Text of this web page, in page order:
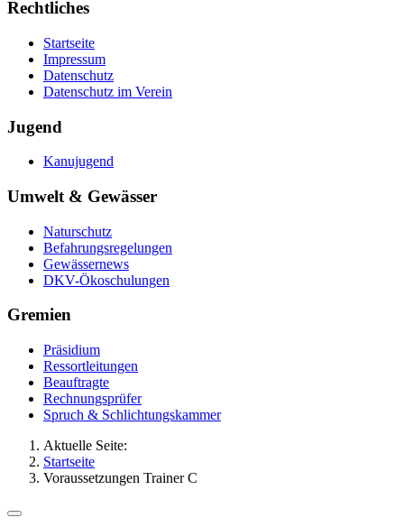
Rechtliches
Startseite
Impressum
Datenschutz
Datenschutz im Verein
Jugend
Kanujugend
Umwelt & Gewässer
Naturschutz
Befahrungsregelungen
Gewässernews
DKV-Ökoschulungen
Gremien
Präsidium
Ressortleitungen
Beauftragte
Rechnungsprüfer
Spruch & Schlichtungskammer
Aktuelle Seite:
Startseite
Voraussetzungen Trainer C